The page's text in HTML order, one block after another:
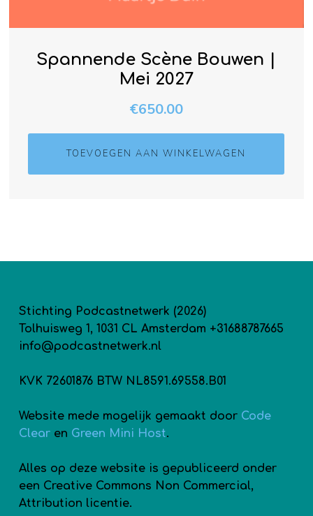
Spannende Scène Bouwen |
Mei 2027
€650.00
TOEVOEGEN AAN WINKELWAGEN
Stichting Podcastnetwerk (2026)
Tolhuisweg 1, 1031 CL Amsterdam +31688787665
info@podcastnetwerk.nl
KVK 72601876 BTW NL8591.69558.B01
Website mede mogelijk gemaakt door Code
Clearen Green Mini Host.
Alles op deze website is gepubliceerd onder
een Creative Commons Non Commercial,
Attribution licentie.